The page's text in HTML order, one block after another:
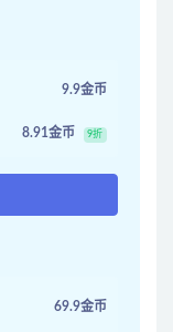
9.9金币
8.91金币 9折
69.9金币